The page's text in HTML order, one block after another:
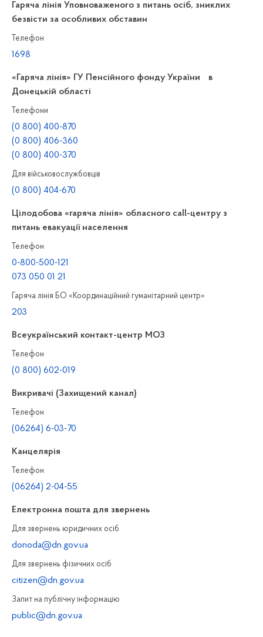
Гаряча лінія Уповноваженого з питань осіб, зниклих
безвісти за особливих обставин
Телефон
1698
«Гаряча лінія» ГУ Пенсійного фонду України в
Донецькій області
Телефони
(0 800) 400-870
(0 800) 406-360
(0 800) 400-370
Для військовослужбовців
(0 800) 404-670
Цілодобова «гаряча лінія» обласного call-центру з
питань евакуації населення
Телефон
0-800-500-121
073 050 01 21
Гаряча лінія БО «Координаційний гуманітарний центр»
203
Всеукраїнський контакт-центр МОЗ
Телефон
(0 800) 602-019
Викривачі (Захищений канал)
Телефон
(06264) 6-03-70
Канцелярiя
Телефон
(06264) 2-04-55
Електронна пошта для звернень
Для звернень юридичних осiб
donoda@dn.gov.ua
Для звернень фізичних осiб
citizen@dn.gov.ua
Запит на публiчну інформацiю
public@dn.gov.ua